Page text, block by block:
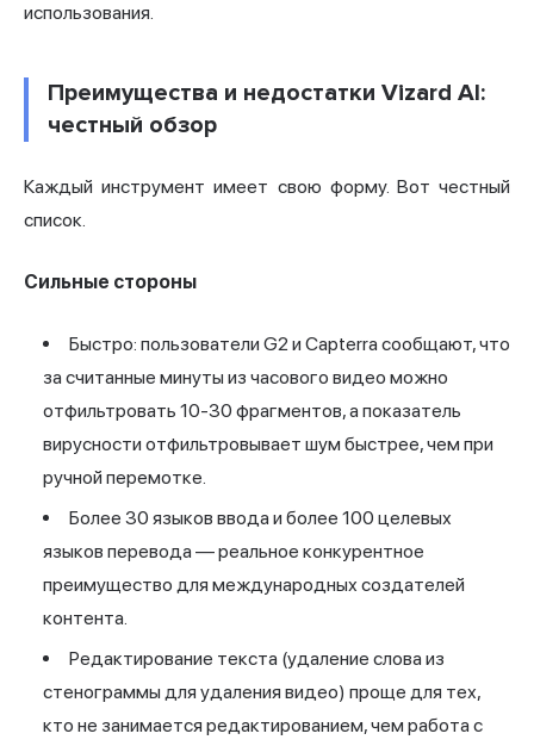
использования.
Преимущества и недостатки Vizard AI:
честный обзор
Каждый инструмент имеет свою форму. Вот честный
список.
Сильные стороны
Быстро: пользователи G2 и Capterra сообщают, что
за считанные минуты из часового видео можно
отфильтровать 10-30 фрагментов, а показатель
вирусности отфильтровывает шум быстрее, чем при
ручной перемотке.
Более 30 языков ввода и более 100 целевых
языков перевода — реальное конкурентное
преимущество для международных создателей
контента.
Редактирование текста (удаление слова из
стенограммы для удаления видео) проще для тех,
кто не занимается редактированием, чем работа с